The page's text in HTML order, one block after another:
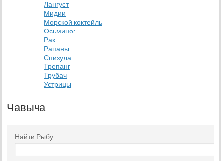
Лангуст
Мидии
Морской коктейль
Осьминог
Рак
Рапаны
Спизула
Трепанг
Трубач
Устрицы
Чавыча
Найти Рыбу